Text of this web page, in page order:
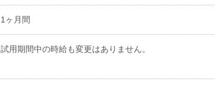
1ヶ月間
試用期間中の時給も変更はありません。